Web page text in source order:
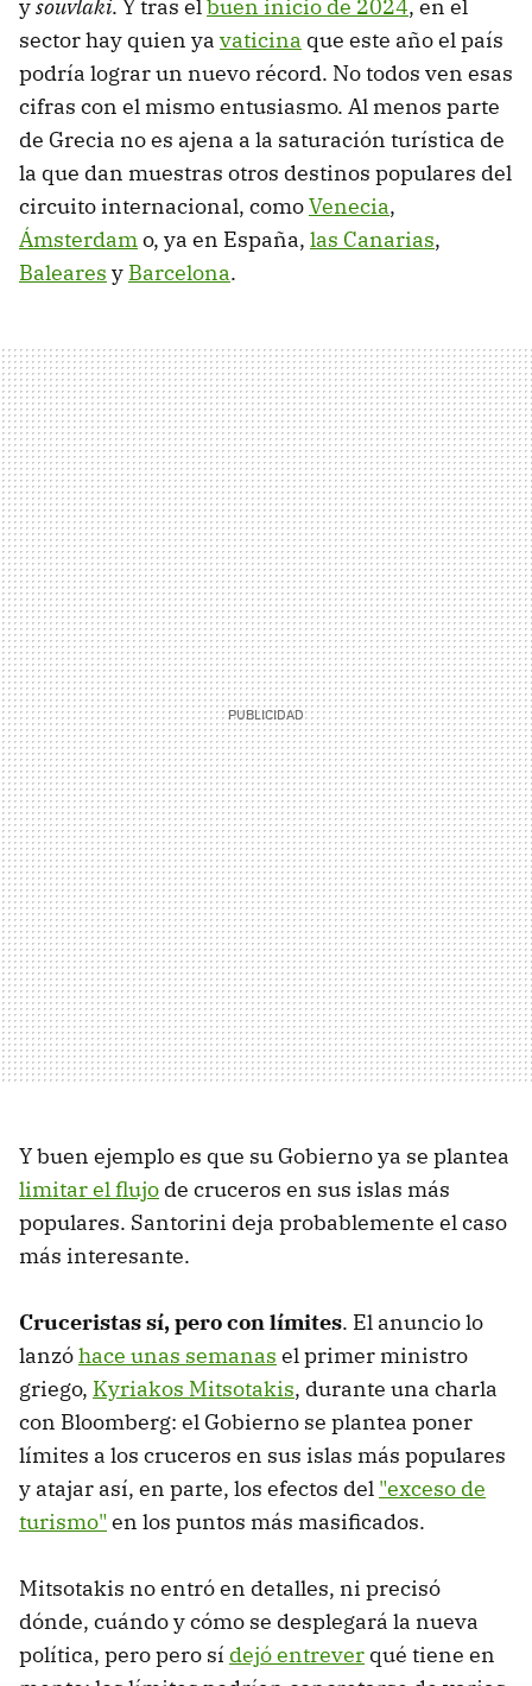
ysouvlaki. Y tras elbuen inicio de 2024, en el
sector hay quien ya vaticina que este año el país
podría lograr un nuevo récord. No todos ven esas
cifras con el mismo entusiasmo. Al menos parte
de Grecia no es ajena a la saturación turística de
la que dan muestras otros destinos populares del
circuito internacional, comoVenecia,
Ámsterdamo, ya en España, las Canarias,
Baleares y Barcelona.
Y buen ejemplo es que su Gobierno ya se plantea
limitar el flujo de cruceros en sus islas más
populares. Santorini deja probablemente el caso
más interesante.
Cruceristas sí, pero con límites. El anuncio lo
lanzóhace unas semanas el primer ministro
griego, Kyriakos Mitsotakis, durante una charla
con Bloomberg: el Gobierno se plantea poner
límites a los cruceros en sus islas más populares
y atajar así, en parte, los efectos del "exceso de
turismo" en los puntos más masificados.
Mitsotakis no entró en detalles, ni precisó
dónde, cuándo y cómo se desplegará la nueva
política, pero pero sí dejó entrever qué tiene en